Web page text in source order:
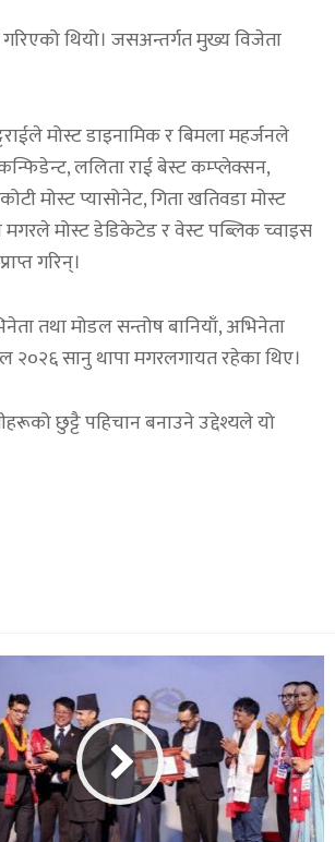
थियो। जसअन्तर्गत मुख्य विजेता
मोस्ट डाइनामिक र बिमला महर्जनले
कन्फिडेन्ट, ललिता राई बेस्ट कम्प्लेक्सन,
मोस्ट प्यासोनेट, गिता खतिवडा मोस्ट
मगरले मोस्ट डेडिकेटेड र वेस्ट पब्लिक च्वाइस
गरिन्।
तथा मोडल सन्तोष बानियाँ, अभिनेता
२०२६ सानु थापा मगरलगायत रहेका थिए।
छुट्टै पहिचान बनाउने उद्देश्यले यो